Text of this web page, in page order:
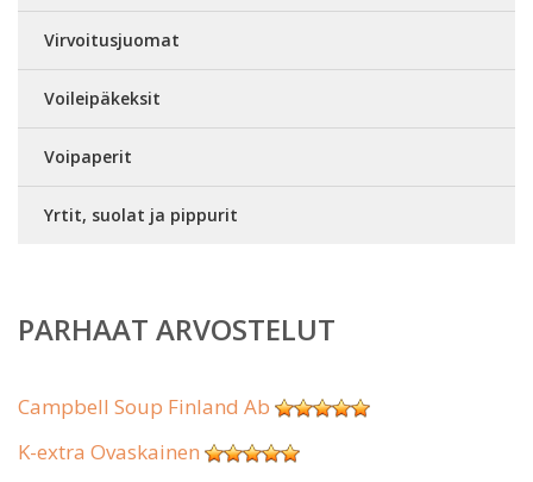
Virvoitusjuomat
Voileipäkeksit
Voipaperit
Yrtit, suolat ja pippurit
PARHAAT ARVOSTELUT
Campbell Soup Finland Ab
K-extra Ovaskainen